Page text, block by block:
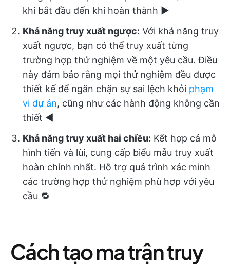
khi bắt đầu đến khi hoàn thành ▶️
Khả năng truy xuất ngược: Với khả năng truy
xuất ngược, bạn có thể truy xuất từng
trường hợp thử nghiệm về một yêu cầu. Điều
này đảm bảo rằng mọi thử nghiệm đều được
thiết kế để ngăn chặn sự sai lệch khỏi phạm
vi dự án, cũng như các hành động không cần
thiết ◀️
Khả năng truy xuất hai chiều: Kết hợp cả mô
hình tiến và lùi, cung cấp biểu mẫu truy xuất
hoàn chỉnh nhất. Hỗ trợ quá trình xác minh
các trường hợp thử nghiệm phù hợp với yêu
cầu 🔁
Cách tạo ma trận truy